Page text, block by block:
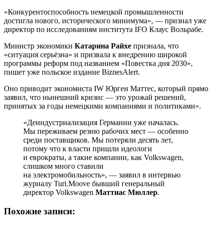
«Конкурентоспособность немецкой промышленности
достигла нового, исторического минимума», — признал уже
директор по исследованиям института IFO Клаус Вольрабе.
Министр экономики Катарина Райхе признала, что
«ситуация серьёзна» и призвала к внедрению широкой
программы реформ под названием «Повестка дня 2030»,
пишет уже польское издание BiznesAlert.
Оно приводит экономиста IW Юрген Маттес, который прямо
заявил, что нынешний кризис — это урожай решений,
принятых за годы немецкими компаниями и политиками».
«Деиндустриализация Германии уже началась.
Мы переживаем резню рабочих мест — особенно
среди поставщиков. Мы потеряли десять лет,
потому что к власти пришли идеологи
и еврократы, а такие компании, как Volkswagen,
слишком много ставили
на электромобильность», — заявил в интервью
журналу Turi.Moove бывший генеральный
директор Volkswagen Маттиас Мюллер.
Похожие записи: